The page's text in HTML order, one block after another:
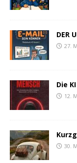
DER
27.
Die
12.
30.